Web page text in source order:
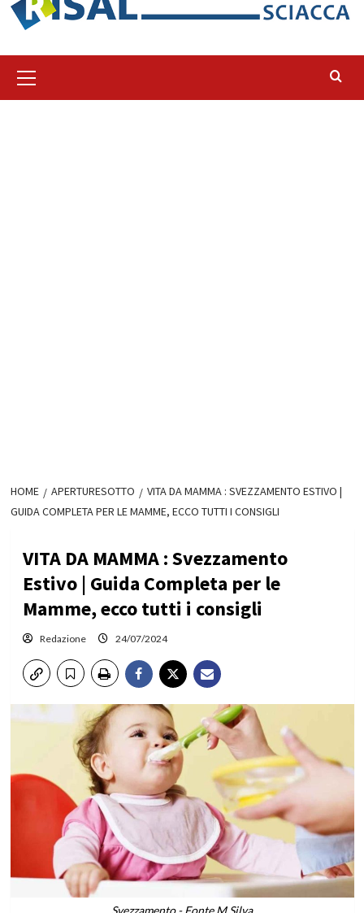
principale
HOME APERTURESOTTO
VITA DA MAMMA : SVEZZAMENTO ESTIVO |
GUIDA COMPLETA PER LE MAMME, ECCO TUTTI I CONSIGLI
VITA DA MAMMA : Svezzamento
Estivo | Guida Completa per le
Mamme, ecco tutti i consigli
Redazione 24/07/2024